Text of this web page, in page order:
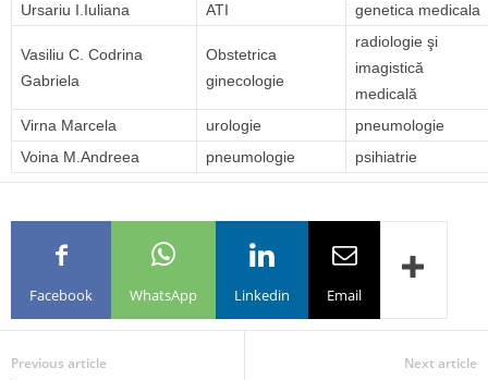
Ursariu I.Iuliana ATI genetica medicala
Vasiliu C. Codrina
Gabriela
Obstetrica
ginecologie
radiologie şi
imagistică
medicală
Virna Marcela
urologie
pneumologie
Voina M.Andreea
pneumologie psihiatrie
Facebook WhatsApp Linkedin Email
Previous article Next article